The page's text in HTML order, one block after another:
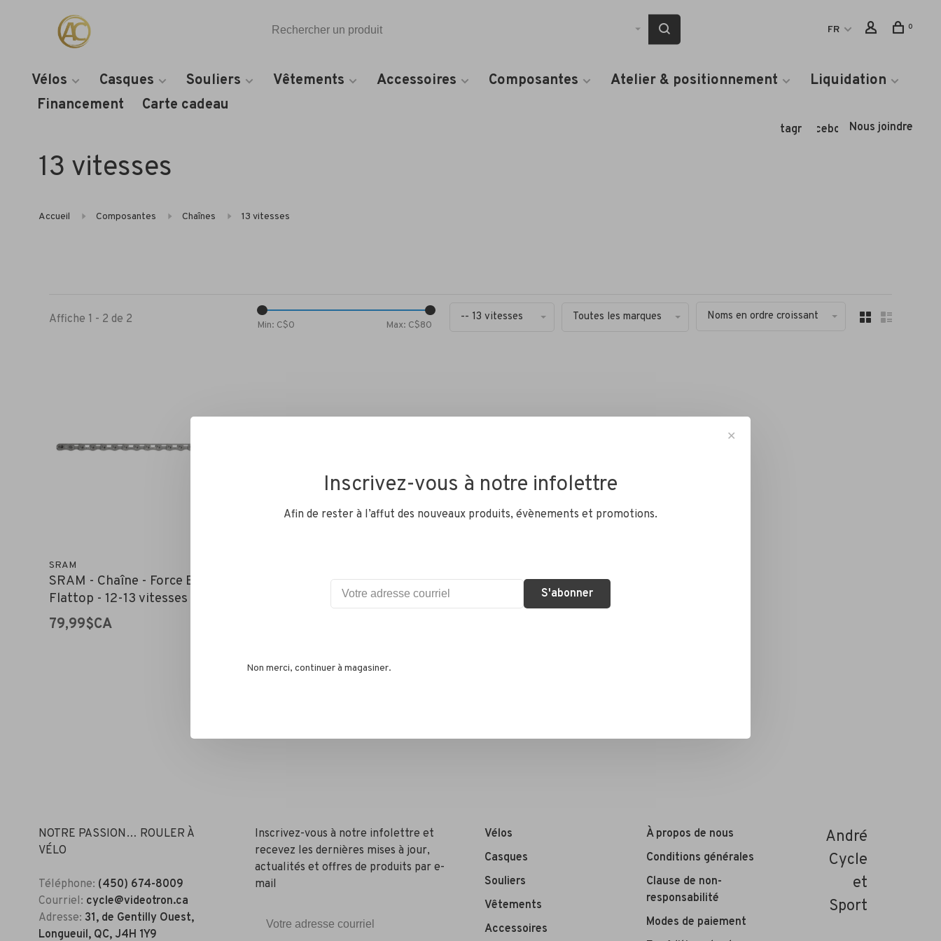
FR 0
Vélos Casques Souliers Vêtements Accessoires Composantes Atelier & positionnement
Liquidation
Financement
Carte cadeau
InstagramFacebookNous joindre
13 vitesses
Accueil Composantes Chaînes 13 vitesses
Affiche 1 - 2 de 2 Min: C$0 Max: C$80
-- 13 vitesses Toutes les marques Noms en ordre croissant
SRAM
SRAM - Chaîne - Force E1
Flattop - 12-13 vitesses
79,99$CA
SRAM - CN-RIVE1 - Flattop -
12/13 vitesses - 126l
NOTRE PASSION… ROULER À
VÉLO
Téléphone: (450) 674-8009
Courriel: cycle@videotron.ca
Adresse: 31, de Gentilly Ouest,
Longueuil, QC, J4H 1Y9
Inscrivez-vous à notre infolettre et
recevez les dernières mises à jour,
actualités et offres de produits par e-
mail
Vélos
Casques
Souliers
Vêtements
Accessoires
À propos de nous
Conditions générales
Clause de non-
responsabilité
Modes de paiement
André
Cycle
et
Sport
✕
Inscrivez-vous à notre infolettre
Afin de rester à l’affut des nouveaux produits, évènements et promotions.
S'abonner
Non merci, continuer à magasiner.